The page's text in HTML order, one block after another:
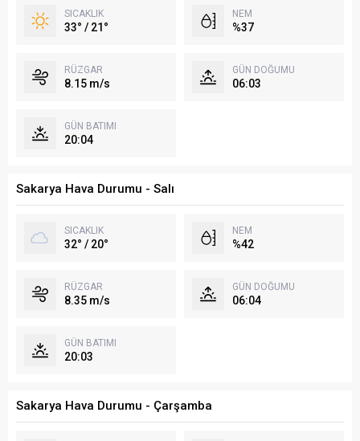
SICAKLIK
33° / 21°
NEM
%37
RÜZGAR
8.15 m/s
GÜN DOĞUMU
06:03
GÜN BATIMI
20:04
Sakarya Hava Durumu - Salı
SICAKLIK
32° / 20°
NEM
%42
RÜZGAR
8.35 m/s
GÜN DOĞUMU
06:04
GÜN BATIMI
20:03
Sakarya Hava Durumu - Çarşamba